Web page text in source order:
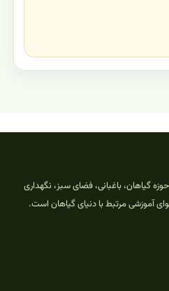
گیاهان، باغبانی، فضای سبز، نگهداری
آموزشی مرتبط با دنیای گیاهان است.